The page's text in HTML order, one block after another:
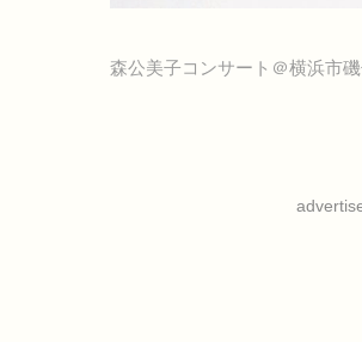
森公美子コンサート＠横浜市